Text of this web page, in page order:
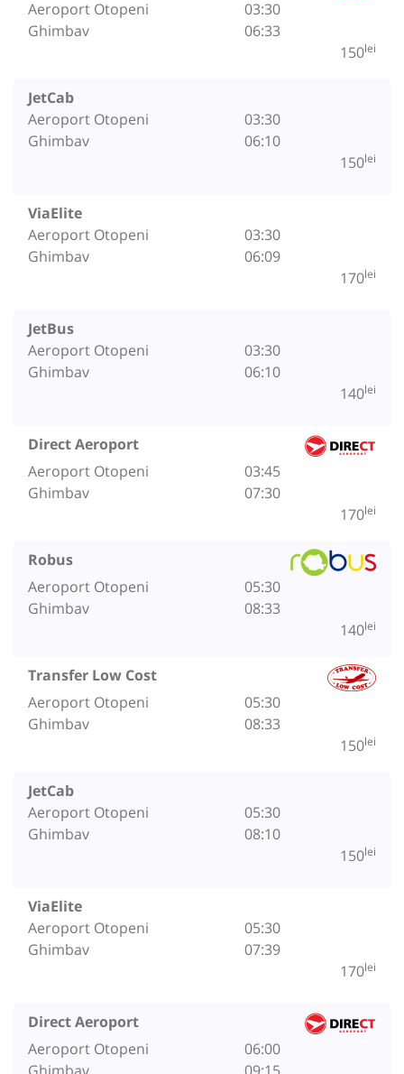
Aeroport Otopeni
Ghimbav
03:30
06:33
150lei
JetCab
Aeroport Otopeni
Ghimbav
03:30
06:10
150lei
ViaElite
Aeroport Otopeni
Ghimbav
03:30
06:09
170lei
JetBus
Aeroport Otopeni
Ghimbav
03:30
06:10
140lei
Direct Aeroport
Aeroport Otopeni
Ghimbav
03:45
07:30
170lei
Robus
Aeroport Otopeni
Ghimbav
05:30
08:33
140lei
Transfer Low Cost
Aeroport Otopeni
Ghimbav
05:30
08:33
150lei
JetCab
Aeroport Otopeni
Ghimbav
05:30
08:10
150lei
ViaElite
Aeroport Otopeni
Ghimbav
05:30
07:39
170lei
Direct Aeroport
Aeroport Otopeni
06:00